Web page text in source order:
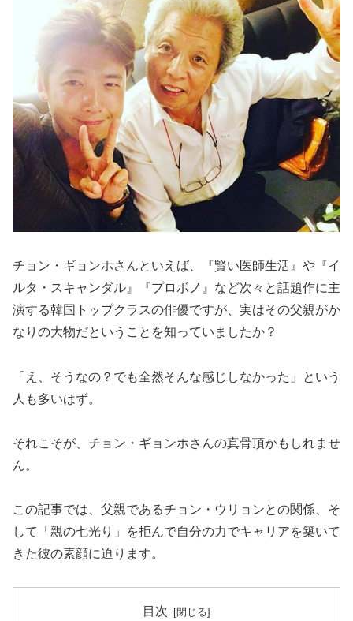
チョン・ギョンホさんといえば、『賢い医師生活』や『イ
ルタ・スキャンダル』『プロボノ』など次々と話題作に主
演する韓国トップクラスの俳優ですが、実はその父親がか
なりの大物だということを知っていましたか？
「え、そうなの？でも全然そんな感じしなかった」という
人も多いはず。
それこそが、チョン・ギョンホさんの真骨頂かもしれませ
ん。
この記事では、父親であるチョン・ウリョンとの関係、そ
して「親の七光り」を拒んで自分の力でキャリアを築いて
きた彼の素顔に迫ります。
目次